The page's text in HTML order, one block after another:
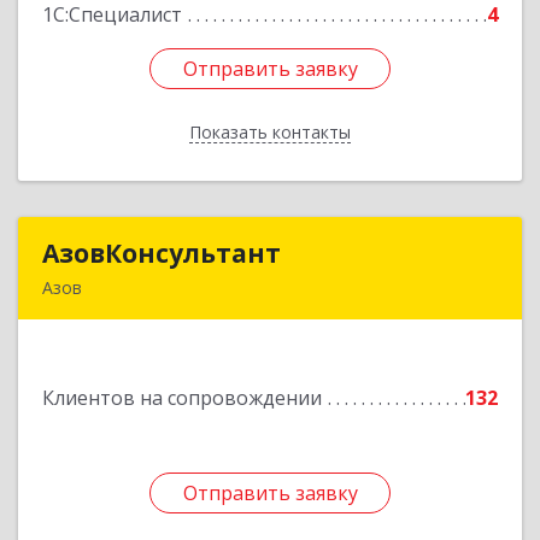
1С:Специалист
4
Отправить заявку
Показать контакты
Отправить заявку
Назад
АзовКонсультант
Азов
Клиентов на сопровождении 132
Отправить заявку
АзовКонсультант
Подробнее
Отправить заявку